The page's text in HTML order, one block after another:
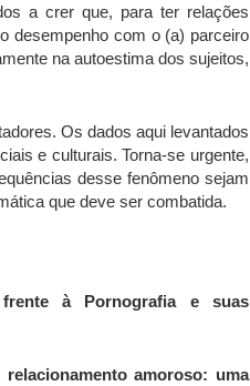
a crer que, para ter relações
desempenho com o (a) parceiro
na autoestima dos sujeitos,
Os dados aqui levantados
e culturais. Torna-se urgente,
desse fenômeno sejam
que deve ser combatida.
à Pornografia e suas
amoroso: uma